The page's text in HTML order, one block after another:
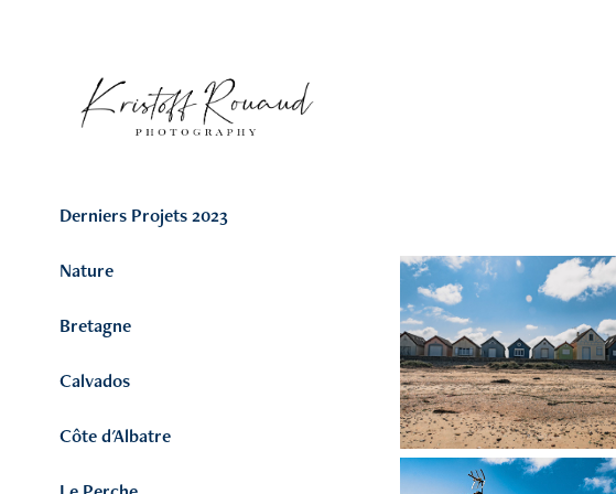
Derniers Projets 2023
Nature
Bretagne
Calvados
Côte d'Albatre